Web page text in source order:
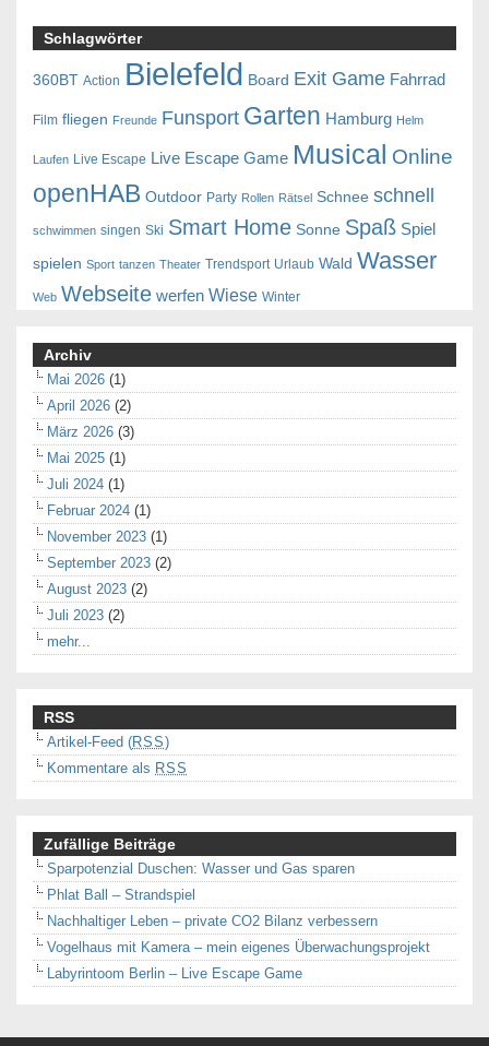
Schlagwörter
360BT Action Bielefeld Board Exit Game Fahrrad
Film fliegen Freunde Funsport Garten Hamburg Helm
Laufen Live Escape Live Escape Game Musical Online
openHAB Outdoor Party Rollen Rätsel Schnee schnell
schwimmen singen Ski Smart Home Sonne Spaß Spiel
spielen Sport tanzen Theater Trendsport Urlaub Wald Wasser
Web Webseite werfen Wiese Winter
Archiv
Mai 2026 (1)
April 2026 (2)
März 2026 (3)
Mai 2025 (1)
Juli 2024 (1)
Februar 2024 (1)
November 2023 (1)
September 2023 (2)
August 2023 (2)
Juli 2023 (2)
mehr...
RSS
Artikel-Feed (RSS)
Kommentare als RSS
Zufällige Beiträge
Sparpotenzial Duschen: Wasser und Gas sparen
Phlat Ball – Strandspiel
Nachhaltiger Leben – private CO2 Bilanz verbessern
Vogelhaus mit Kamera – mein eigenes Überwachungsprojekt
Labyrintoom Berlin – Live Escape Game